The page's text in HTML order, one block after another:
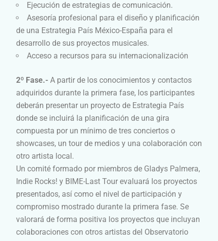
Ejecución de estrategias de comunicación.
Asesoría profesional para el diseño y planificación
de una Estrategia País México-España para el
desarrollo de sus proyectos musicales.
Acceso a recursos para su internacionalización
2º Fase.- A partir de los conocimientos y contactos
adquiridos durante la primera fase, los participantes
deberán presentar un proyecto de Estrategia País
donde se incluirá la planificación de una gira
compuesta por un mínimo de tres conciertos o
showcases, un tour de medios y una colaboración con
otro artista local.
Un comité formado por miembros de Gladys Palmera,
Indie Rocks! y BIME-Last Tour evaluará los proyectos
presentados, así como el nivel de participación y
compromiso mostrado durante la primera fase. Se
valorará de forma positiva los proyectos que incluyan
colaboraciones con otros artistas del Observatorio